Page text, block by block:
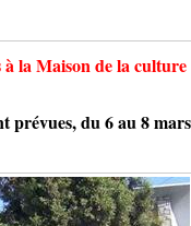
la Maison de la culture
du 6 au 8